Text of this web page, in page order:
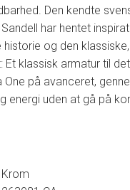
Den kendte
har hentet
historie og den
Et klassisk armatur til
One på avanceret,
energi uden at gå på
Krom